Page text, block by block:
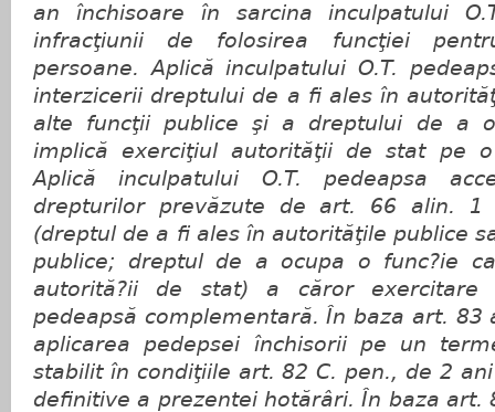
an închisoare în sarcina inculpatului
infracţiunii de folosirea funcţiei
persoane. Aplică inculpatului O.T.
interzicerii dreptului de a fi ales în
alte funcţii publice şi a dreptului de a
implică exerciţiul autorităţii de stat pe
Aplică inculpatului O.T. pedeapsa
drepturilor prevăzute de art. 66 alin.
(dreptul de a fi ales în autorităţile publice
publice; dreptul de a ocupa o func?ie
autorită?ii de stat) a căror
pedeapsă complementară. În baza art. 83
aplicarea pedepsei închisorii pe un
stabilit în condiţiile art. 82 C. pen., de 2
definitive a prezentei hotărâri. În baza art.